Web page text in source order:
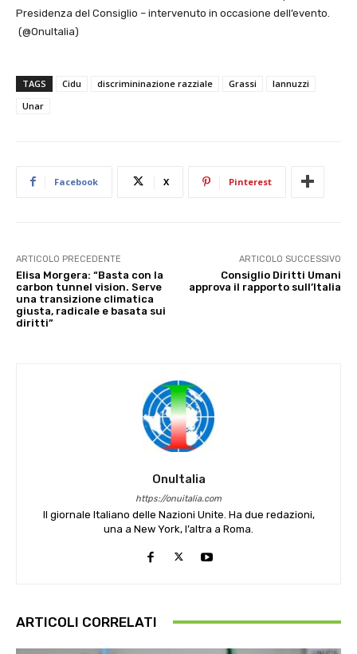
Presidenza del Consiglio – intervenuto in occasione dell’evento.
(@OnuItalia)
TAGS Cidu discrimininazione razziale Grassi
Iannuzzi
Unar
Facebook X Pinterest
ARTICOLO PRECEDENTE
Elisa Morgera: “Basta con la
carbon tunnel vision. Serve
una transizione climatica
giusta, radicale e basata sui
diritti”
ARTICOLO SUCCESSIVO
Consiglio Diritti Umani
approva il rapporto sull’Italia
OnuItalia
https://onuitalia.com
Il giornale Italiano delle Nazioni Unite. Ha due redazioni,
una a New York, l’altra a Roma.
ARTICOLI CORRELATI